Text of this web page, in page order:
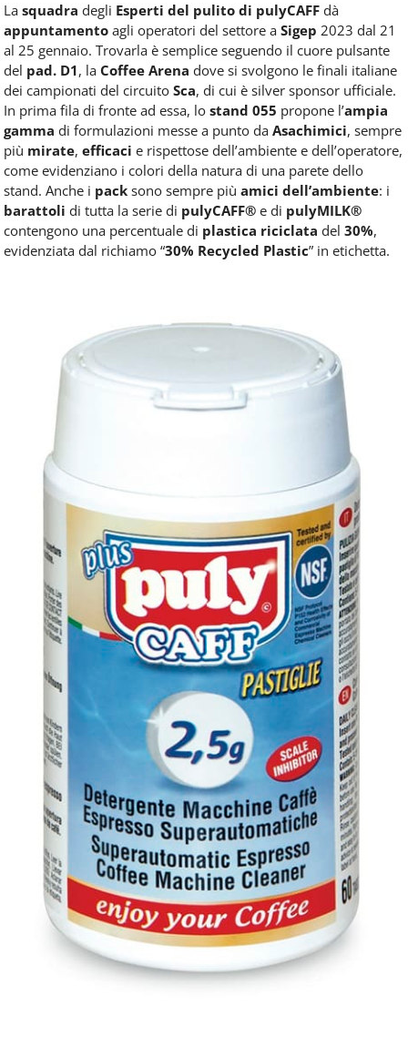
La squadra degli Esperti del pulito di pulyCAFF dà
appuntamento agli operatori del settore a Sigep 2023 dal 21
al 25 gennaio. Trovarla è semplice seguendo il cuore pulsante
del pad. D1, la Coffee Arena dove si svolgono le finali italiane
dei campionati del circuito Sca, di cui è silver sponsor ufficiale.
In prima fila di fronte ad essa, lo stand 055 propone l’ampia
gamma di formulazioni messe a punto da Asachimici, sempre
più mirate, efficaci e rispettose dell’ambiente e dell’operatore,
come evidenziano i colori della natura di una parete dello
stand. Anche i pack sono sempre più amici dell’ambiente: i
barattoli di tutta la serie di pulyCAFF® e di pulyMILK®
contengono una percentuale di plastica riciclata del 30%,
evidenziata dal richiamo “30% Recycled Plastic” in etichetta.